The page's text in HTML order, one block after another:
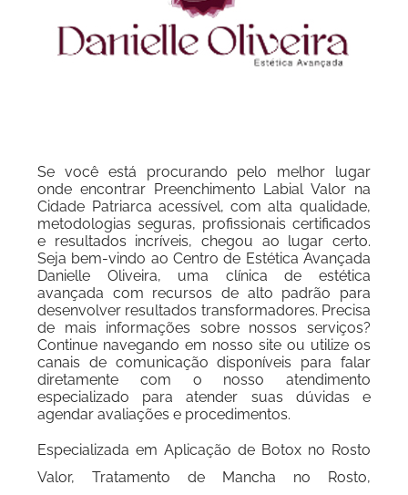
Se você está procurando pelo melhor lugar
onde encontrar Preenchimento Labial Valor na
Cidade Patriarca acessível, com alta qualidade,
metodologias seguras, profissionais certificados
e resultados incríveis, chegou ao lugar certo.
Seja bem-vindo ao Centro de Estética Avançada
Danielle Oliveira, uma clínica de estética
avançada com recursos de alto padrão para
desenvolver resultados transformadores. Precisa
de mais informações sobre nossos serviços?
Continue navegando em nosso site ou utilize os
canais de comunicação disponíveis para falar
diretamente com o nosso atendimento
especializado para atender suas dúvidas e
agendar avaliações e procedimentos.
Especializada em Aplicação de Botox no Rosto
Valor, Tratamento de Mancha no Rosto,